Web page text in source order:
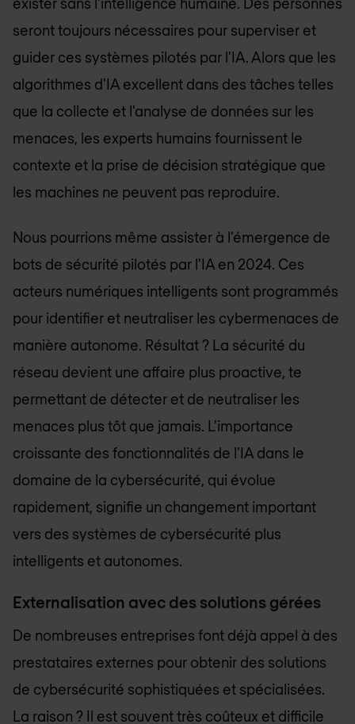
seront toujours nécessaires pour superviser et
guider ces systèmes pilotés par l'IA. Alors que les
algorithmes d'IA excellent dans des tâches telles
que la collecte et l'analyse de données sur les
menaces, les experts humains fournissent le
contexte et la prise de décision stratégique que
les machines ne peuvent pas reproduire.
Nous pourrions même assister à l'émergence de
bots de sécurité pilotés par l'IA en 2024. Ces
acteurs numériques intelligents sont programmés
pour identifier et neutraliser les cybermenaces de
manière autonome. Résultat ? La sécurité du
réseau devient une affaire plus proactive, te
permettant de détecter et de neutraliser les
menaces plus tôt que jamais. L'importance
croissante des fonctionnalités de l'IA dans le
domaine de la cybersécurité, qui évolue
rapidement, signifie un changement important
vers des systèmes de cybersécurité plus
intelligents et autonomes.
Externalisation avec des solutions gérées
De nombreuses entreprises font déjà appel à des
prestataires externes pour obtenir des solutions
de cybersécurité sophistiquées et spécialisées.
La raison ? Il est souvent très coûteux et difficile